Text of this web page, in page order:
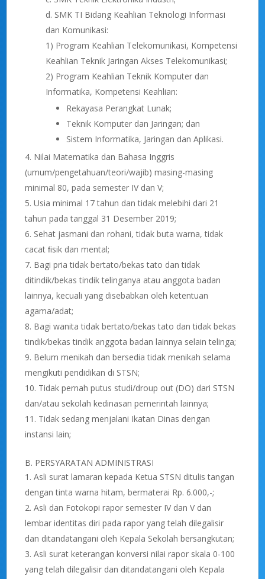
d. SMK TI Bidang Keahlian Teknologi Informasi
dan Komunikasi:
1) Program Keahlian Telekomunikasi, Kompetensi
Keahlian Teknik Jaringan Akses Telekomunikasi;
2) Program Keahlian Teknik Komputer dan
Informatika, Kompetensi Keahlian:
Rekayasa Perangkat Lunak;
Teknik Komputer dan Jaringan; dan
Sistem Informatika, Jaringan dan Aplikasi.
Nilai Matematika dan Bahasa Inggris
(umum/pengetahuan/teori/wajib) masing-masing
minimal 80, pada semester IV dan V;
Usia minimal 17 tahun dan tidak melebihi dari 21
tahun pada tanggal 31 Desember 2019;
Sehat jasmani dan rohani, tidak buta warna, tidak
cacat ﬁsik dan mental;
Bagi pria tidak bertato/bekas tato dan tidak
ditindik/bekas tindik telinganya atau anggota badan
lainnya, kecuali yang disebabkan oleh ketentuan
agama/adat;
Bagi wanita tidak bertato/bekas tato dan tidak bekas
tindik/bekas tindik anggota badan lainnya selain telinga;
Belum menikah dan bersedia tidak menikah selama
mengikuti pendidikan di STSN;
Tidak pernah putus studi/droup out (DO) dari STSN
dan/atau sekolah kedinasan pemerintah lainnya;
Tidak sedang menjalani Ikatan Dinas dengan
instansi lain;
B. PERSYARATAN ADMINISTRASI
Asli surat lamaran kepada Ketua STSN ditulis tangan
dengan tinta warna hitam, bermaterai Rp. 6.000,-;
Asli dan Fotokopi rapor semester IV dan V dan
lembar identitas diri pada rapor yang telah dilegalisir
dan ditandatangani oleh Kepala Sekolah bersangkutan;
Asli surat keterangan konversi nilai rapor skala 0-100
yang telah dilegalisir dan ditandatangani oleh Kepala